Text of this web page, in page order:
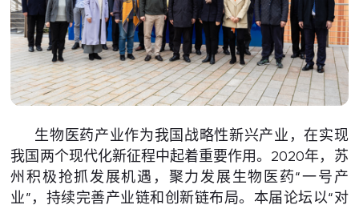
生物医药产业作为我国战略性新兴产业，在实现
我国两个现代化新征程中起着重要作用。2020年，苏
州积极抢抓发展机遇，聚力发展生物医药“一号产
业”，持续完善产业链和创新链布局。本届论坛以“对